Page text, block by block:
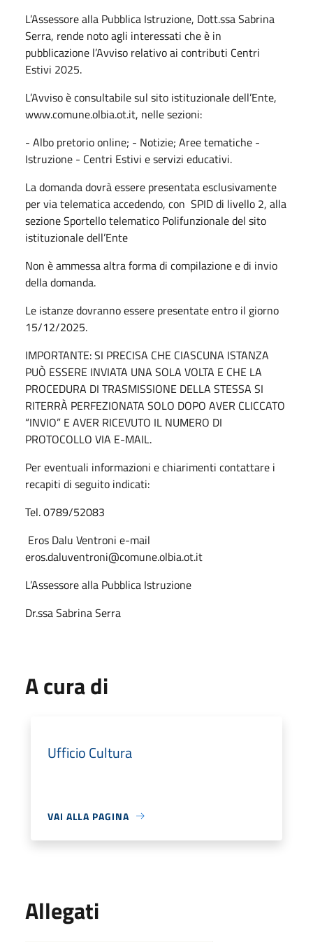
L’Assessore alla Pubblica Istruzione, Dott.ssa Sabrina
Serra, rende noto agli interessati che è in
pubblicazione l’Avviso relativo ai contributi Centri
Estivi 2025.
L’Avviso è consultabile sul sito istituzionale dell’Ente,
www.comune.olbia.ot.it, nelle sezioni:
- Albo pretorio online; - Notizie; Aree tematiche -
Istruzione - Centri Estivi e servizi educativi.
La domanda dovrà essere presentata esclusivamente
per via telematica accedendo, con SPID di livello 2, alla
sezione Sportello telematico Polifunzionale del sito
istituzionale dell’Ente
Non è ammessa altra forma di compilazione e di invio
della domanda.
Le istanze dovranno essere presentate entro il giorno
15/12/2025.
IMPORTANTE: SI PRECISA CHE CIASCUNA ISTANZA
PUÒ ESSERE INVIATA UNA SOLA VOLTA E CHE LA
PROCEDURA DI TRASMISSIONE DELLA STESSA SI
RITERRÀ PERFEZIONATA SOLO DOPO AVER CLICCATO
“INVIO” E AVER RICEVUTO IL NUMERO DI
PROTOCOLLO VIA E-MAIL.
Per eventuali informazioni e chiarimenti contattare i
recapiti di seguito indicati:
Tel. 0789/52083
Eros Dalu Ventroni e-mail
eros.daluventroni@comune.olbia.ot.it
L’Assessore alla Pubblica Istruzione
Dr.ssa Sabrina Serra
A cura di
Ufficio Cultura
VAI ALLA PAGINA
Allegati